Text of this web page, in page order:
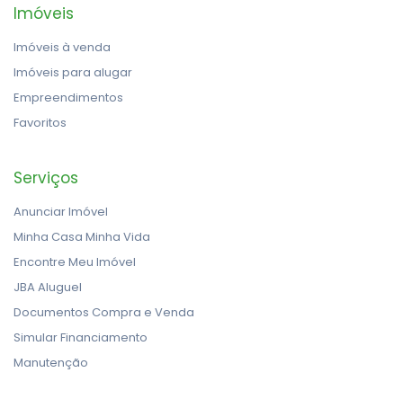
Imóveis
Imóveis à venda
Imóveis para alugar
Empreendimentos
Favoritos
Serviços
Anunciar Imóvel
Minha Casa Minha Vida
Encontre Meu Imóvel
JBA Aluguel
Documentos Compra e Venda
Simular Financiamento
Manutenção